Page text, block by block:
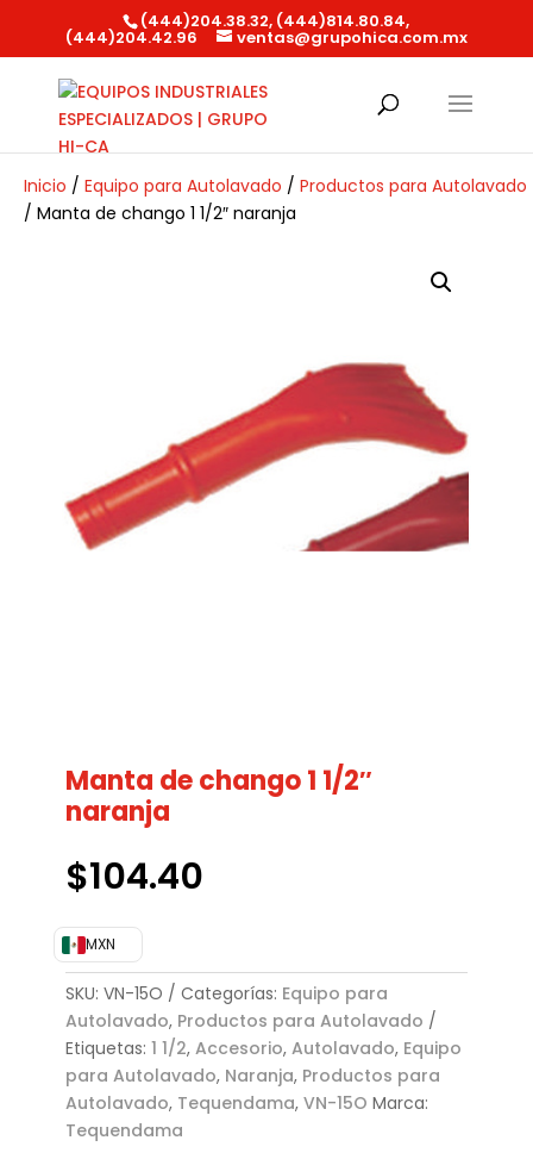
(444)204.38.32, (444)814.80.84,
(444)204.42.96 ventas@grupohica.com.mx
Inicio / Equipo para Autolavado / Productos para Autolavado
/ Manta de chango 1 1/2″ naranja
Manta de chango 1 1/2″
naranja
$104.40
MXN
SKU: VN-15O Categorías: Equipo para
Autolavado, Productos para Autolavado
Etiquetas: 1 1/2, Accesorio, Autolavado, Equipo
para Autolavado, Naranja, Productos para
Autolavado, Tequendama, VN-15O Marca:
Tequendama